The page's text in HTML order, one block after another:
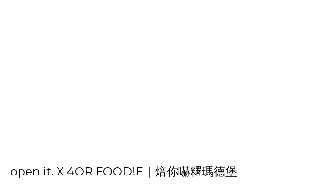
open it. X 4OR FOOD!E｜焙你嚇糬瑪德堡